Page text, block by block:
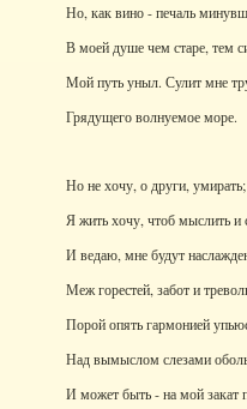
Но, как вино - печаль
В моей душе чем старе, тем
Мой путь уныл. Сулит мне
Грядущего волнуемое море.
Но не хочу, о други, умирать;
Я жить хочу, чтоб мыслить и
И ведаю, мне будут
Меж горестей, забот и
Порой опять гармонией
Над вымыслом слезами
И может быть - на мой закат